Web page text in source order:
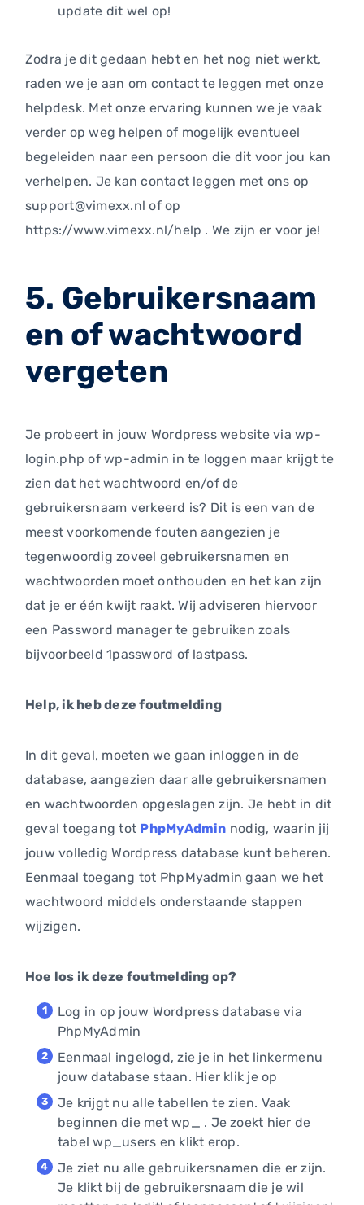
update dit wel op!
Zodra je dit gedaan hebt en het nog niet werkt,
raden we je aan om contact te leggen met onze
helpdesk. Met onze ervaring kunnen we je vaak
verder op weg helpen of mogelijk eventueel
begeleiden naar een persoon die dit voor jou kan
verhelpen. Je kan contact leggen met ons op
support@vimexx.nl of op
https://www.vimexx.nl/help . We zijn er voor je!
5. Gebruikersnaam
en of wachtwoord
vergeten
Je probeert in jouw Wordpress website via wp-
login.php of wp-admin in te loggen maar krijgt te
zien dat het wachtwoord en/of de
gebruikersnaam verkeerd is? Dit is een van de
meest voorkomende fouten aangezien je
tegenwoordig zoveel gebruikersnamen en
wachtwoorden moet onthouden en het kan zijn
dat je er één kwijt raakt. Wij adviseren hiervoor
een Password manager te gebruiken zoals
bijvoorbeeld 1password of lastpass.
Help, ik heb deze foutmelding
In dit geval, moeten we gaan inloggen in de
database, aangezien daar alle gebruikersnamen
en wachtwoorden opgeslagen zijn. Je hebt in dit
geval toegang tot PhpMyAdmin nodig, waarin jij
jouw volledig Wordpress database kunt beheren.
Eenmaal toegang tot PhpMyadmin gaan we het
wachtwoord middels onderstaande stappen
wijzigen.
Hoe los ik deze foutmelding op?
Log in op jouw Wordpress database via
PhpMyAdmin
Eenmaal ingelogd, zie je in het linkermenu
jouw database staan. Hier klik je op
Je krijgt nu alle tabellen te zien. Vaak
beginnen die met wp_ . Je zoekt hier de
tabel wp_users en klikt erop.
Je ziet nu alle gebruikersnamen die er zijn.
Je klikt bij de gebruikersnaam die je wil